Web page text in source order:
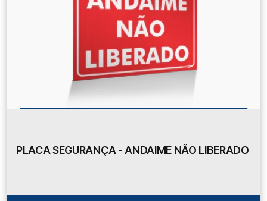
PLACA SEGURANÇA - ANDAIME NÃO LIBERADO